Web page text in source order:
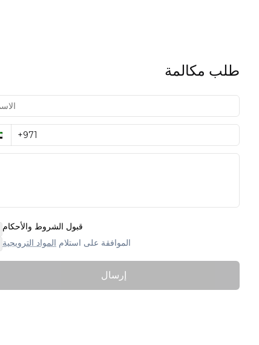
طلب مكالمة
قبول الشروط والأحكام
الموافقة على استلام المواد الترويجية
إرسال